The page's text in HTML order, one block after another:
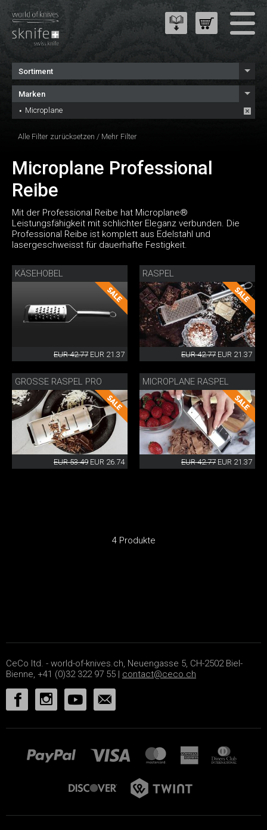
Sortiment
Marken
Microplane
Alle Filter zurücksetzen / Mehr Filter
Microplane Professional
Reibe
Mit der Professional Reibe hat Microplane®
Leistungsfähigkeit mit schlichter Eleganz verbunden. Die
Professional Reibe ist komplett aus Edelstahl und
lasergeschweisst für dauerhafte Festigkeit.
KÄSEHOBEL
EUR 42.77 EUR 21.37
RASPEL
EUR 42.77 EUR 21.37
GROSSE RASPEL PRO
EUR 53.49 EUR 26.74
MICROPLANE RASPEL
EUR 42.77 EUR 21.37
4 Produkte
CeCo ltd. - world-of-knives.ch, Neuengasse 5, CH-2502 Biel-
Bienne, +41 (0)32 322 97 55 | contact@ceco.ch